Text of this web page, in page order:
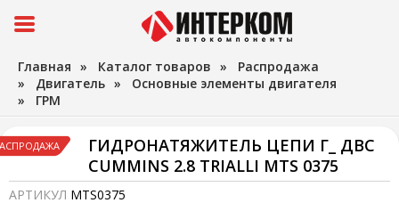
Главная » Каталог товаров » Распродажа
» Двигатель » Основные элементы двигателя
» ГРМ
ГИДРОНАТЯЖИТЕЛЬ ЦЕПИ Г_ ДВС
CUMMINS 2.8 TRIALLI MTS 0375
АРТИКУЛ MTS0375